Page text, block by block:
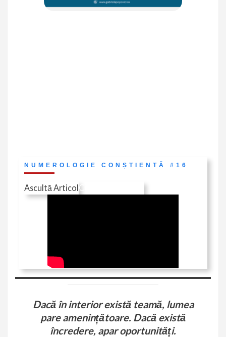
NUMEROLOGIE CONȘTIENTĂ #16
Ascultă Articol Citește în Revistă
Dacă în interior există teamă, lumea
pare amenințătoare. Dacă există
încredere, apar oportunități.